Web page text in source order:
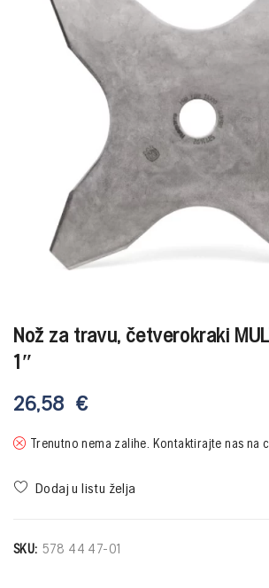
Nož za travu, četverokraki
1″
26,58 €
Trenutno nema zalihe. Kontaktirajte nas na
SKU: 578 44 47-01